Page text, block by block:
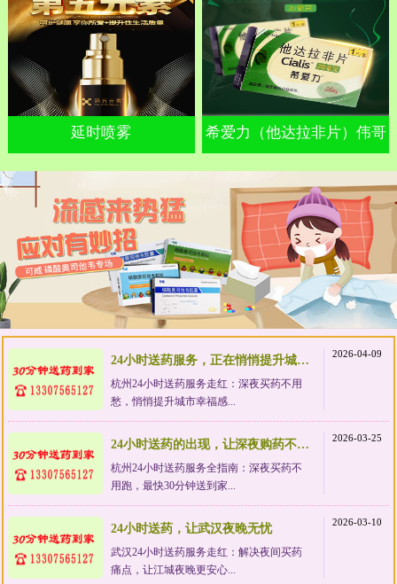
延时喷雾 希爱力（他达拉非片）伟哥
24小时送药服务，正在悄悄提升城市幸福感
杭州24小时送药服务走红：深夜买药不用
愁，悄悄提升城市幸福感...
2026-04-09
24小时送药的出现，让深夜购药不再狼狈
杭州24小时送药服务全指南：深夜买药不
用跑，最快30分钟送到家...
2026-03-25
24小时送药，让武汉夜晚无忧
武汉24小时送药服务走红：解决夜间买药
痛点，让江城夜晚更安心...
2026-03-10